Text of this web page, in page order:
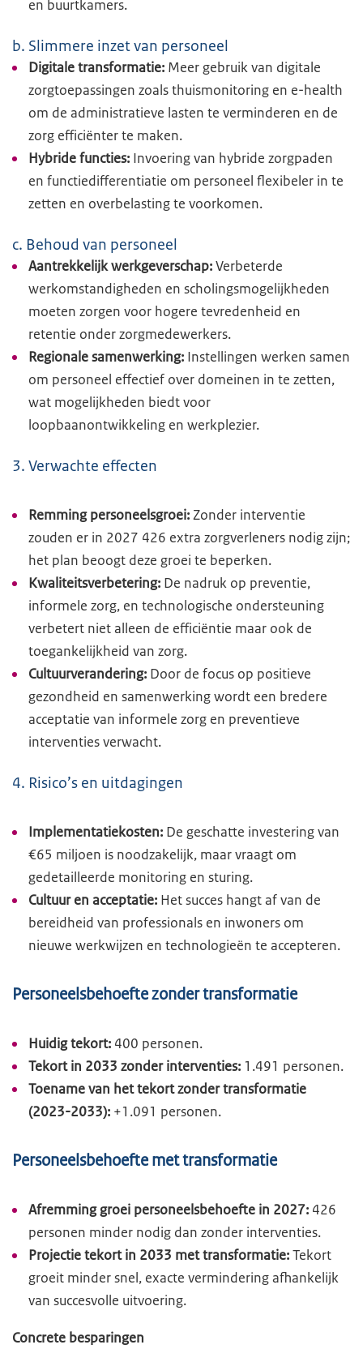
en buurtkamers.
b. Slimmere inzet van personeel
Digitale transformatie: Meer gebruik van digitale
zorgtoepassingen zoals thuismonitoring en e-health
om de administratieve lasten te verminderen en de
zorg efficiënter te maken.
Hybride functies: Invoering van hybride zorgpaden
en functiedifferentiatie om personeel flexibeler in te
zetten en overbelasting te voorkomen.
c. Behoud van personeel
Aantrekkelijk werkgeverschap:Verbeterde
werkomstandigheden en scholingsmogelijkheden
moeten zorgen voor hogere tevredenheid en
retentie onder zorgmedewerkers.
Regionale samenwerking: Instellingen werken samen
om personeel effectief over domeinen in te zetten,
wat mogelijkheden biedt voor
loopbaanontwikkeling en werkplezier.
3. Verwachte effecten
Remming personeelsgroei:Zonder interventie
zouden er in 2027 426 extra zorgverleners nodig zijn;
het plan beoogt deze groei te beperken.
Kwaliteitsverbetering: De nadruk op preventie,
informele zorg, en technologische ondersteuning
verbetert niet alleen de efficiëntie maar ook de
toegankelijkheid van zorg.
Cultuurverandering: Door de focus op positieve
gezondheid en samenwerking wordt een bredere
acceptatie van informele zorg en preventieve
interventies verwacht.
4. Risico’s en uitdagingen
Implementatiekosten: De geschatte investering van
€65 miljoen is noodzakelijk, maar vraagt om
gedetailleerde monitoring en sturing.
Cultuur en acceptatie: Het succes hangt af van de
bereidheid van professionals en inwoners om
nieuwe werkwijzen en technologieën te accepteren.
Personeelsbehoefte zonder transformatie
Huidig tekort: 400 personen.
Tekort in 2033 zonder interventies: 1.491 personen.
Toename van het tekort zonder transformatie
(2023-2033): +1.091 personen.
Personeelsbehoefte met transformatie
Afremming groei personeelsbehoefte in 2027: 426
personen minder nodig dan zonder interventies.
Projectie tekort in 2033 met transformatie:Tekort
groeit minder snel, exacte vermindering afhankelijk
van succesvolle uitvoering.
Concrete besparingen